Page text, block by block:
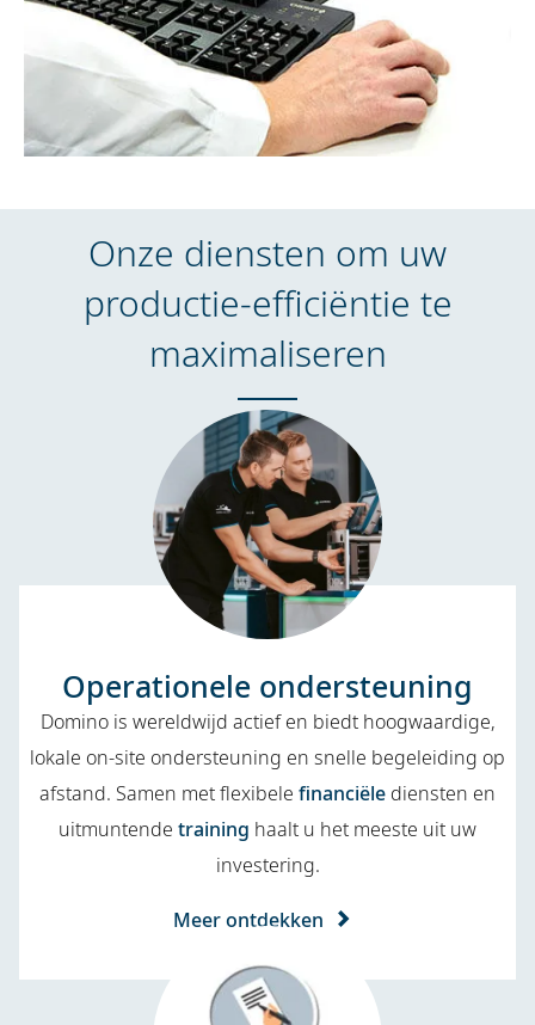
Onze diensten om uw
productie-efficiëntie te
maximaliseren
Operationele ondersteuning
Domino is wereldwijd actief en biedt hoogwaardige,
lokale on-site ondersteuning en snelle begeleiding op
afstand. Samen met flexibele financiële diensten en
uitmuntende training haalt u het meeste uit uw
investering.
Meer ontdekken